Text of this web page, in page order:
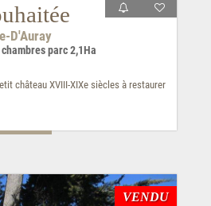
D'Auray
parc 2,1Ha
château XVIII-XIXe siècles à restaurer
VENDU